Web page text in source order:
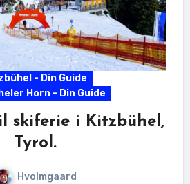
- Din Guide
Horn - Din Guide
skiferie i Kitzbühel,
Tyrol.
Hvolmgaard